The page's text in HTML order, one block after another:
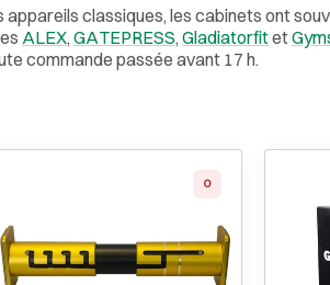
classiques, les cabinets ont
ALEX, GATEPRESS, Gladiatorfitet
commande passée avant 17 h.
0